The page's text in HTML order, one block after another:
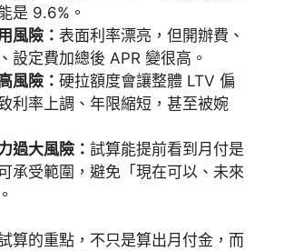
是 9.6%。
風險： 表面利率漂亮，但開辦費、
設定費加總後 APR 變很高。
風險： 硬拉額度會讓整體 LTV 偏
利率上調、年限縮短，甚至被婉
過大風險： 試算能提前看到月付是
承受範圍，避免「現在可以、未來
算的重點，不只是算出月付金，而